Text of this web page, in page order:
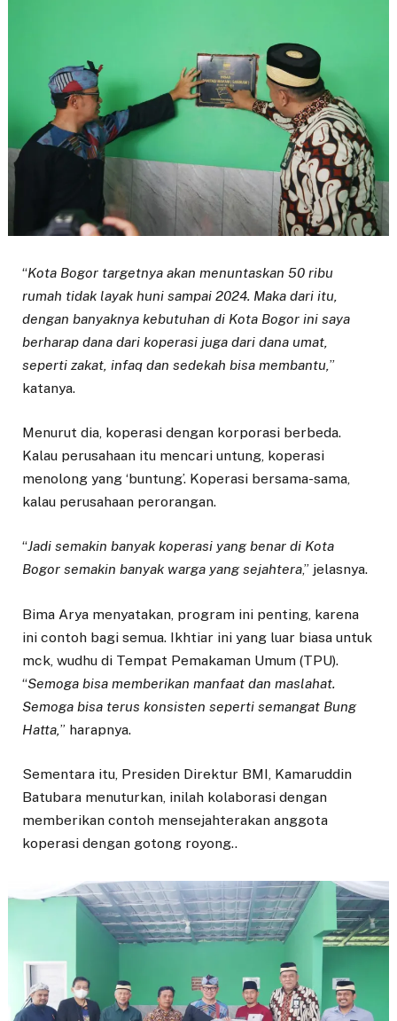
“Kota Bogor targetnya akan menuntaskan 50 ribu
rumah tidak layak huni sampai 2024. Maka dari itu,
dengan banyaknya kebutuhan di Kota Bogor ini saya
berharap dana dari koperasi juga dari dana umat,
seperti zakat, infaq dan sedekah bisa membantu,”
katanya.
Menurut dia, koperasi dengan korporasi berbeda.
Kalau perusahaan itu mencari untung, koperasi
menolong yang ‘buntung’. Koperasi bersama-sama,
kalau perusahaan perorangan.
“Jadi semakin banyak koperasi yang benar di Kota
Bogor semakin banyak warga yang sejahtera,” jelasnya.
Bima Arya menyatakan, program ini penting, karena
ini contoh bagi semua. Ikhtiar ini yang luar biasa untuk
mck, wudhu di Tempat Pemakaman Umum (TPU).
“Semoga bisa memberikan manfaat dan maslahat.
Semoga bisa terus konsisten seperti semangat Bung
Hatta, ” harapnya.
Sementara itu, Presiden Direktur BMI, Kamaruddin
Batubara menuturkan, inilah kolaborasi dengan
memberikan contoh mensejahterakan anggota
koperasi dengan gotong royong..